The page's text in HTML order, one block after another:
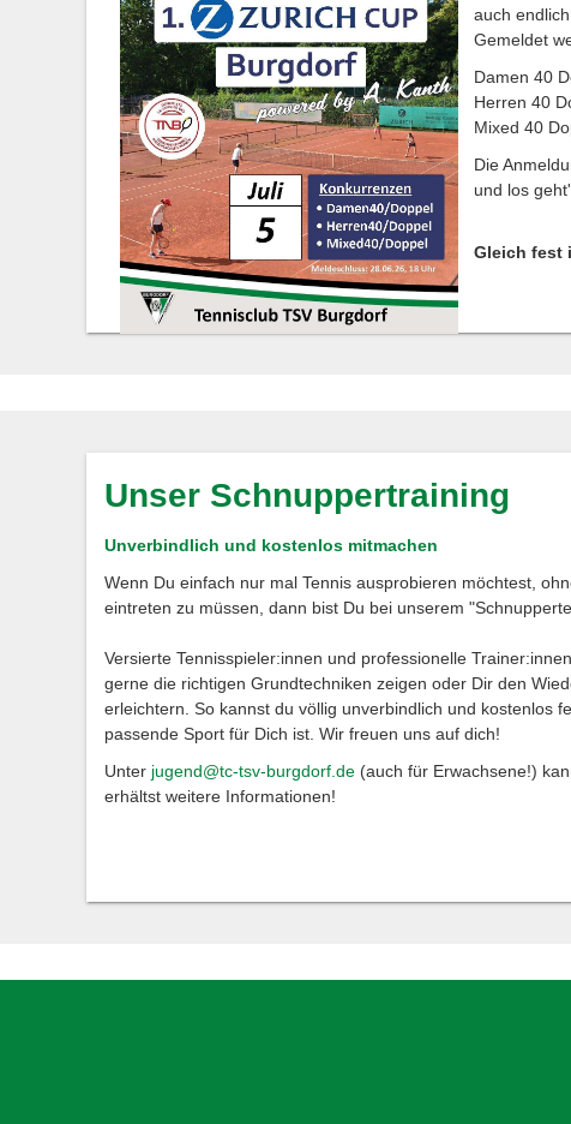
auch
Gemeldet
Damen 40
Herren 40
Mixed 40
Die
und los
Gleich fest
Unser Schnuppertraining
Unverbindlich und kostenlos mitmachen
Wenn Du einfach nur mal Tennis ausprobieren möchtest,
eintreten zu müssen, dann bist Du bei unserem
Versierte Tennisspieler:innen und professionelle
gerne die richtigen Grundtechniken zeigen oder Dir den
erleichtern. So kannst du völlig unverbindlich und kostenlos
passende Sport für Dich ist. Wir freuen uns auf dich!
Unter jugend@tc-tsv-burgdorf.de (auch für Erwachsene!)
erhältst weitere Informationen!